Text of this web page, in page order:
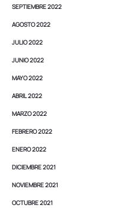
SEPTIEMBRE 2022
AGOSTO 2022
JULIO 2022
JUNIO 2022
MAYO 2022
ABRIL 2022
MARZO 2022
FEBRERO 2022
ENERO 2022
DICIEMBRE 2021
NOVIEMBRE 2021
OCTUBRE 2021